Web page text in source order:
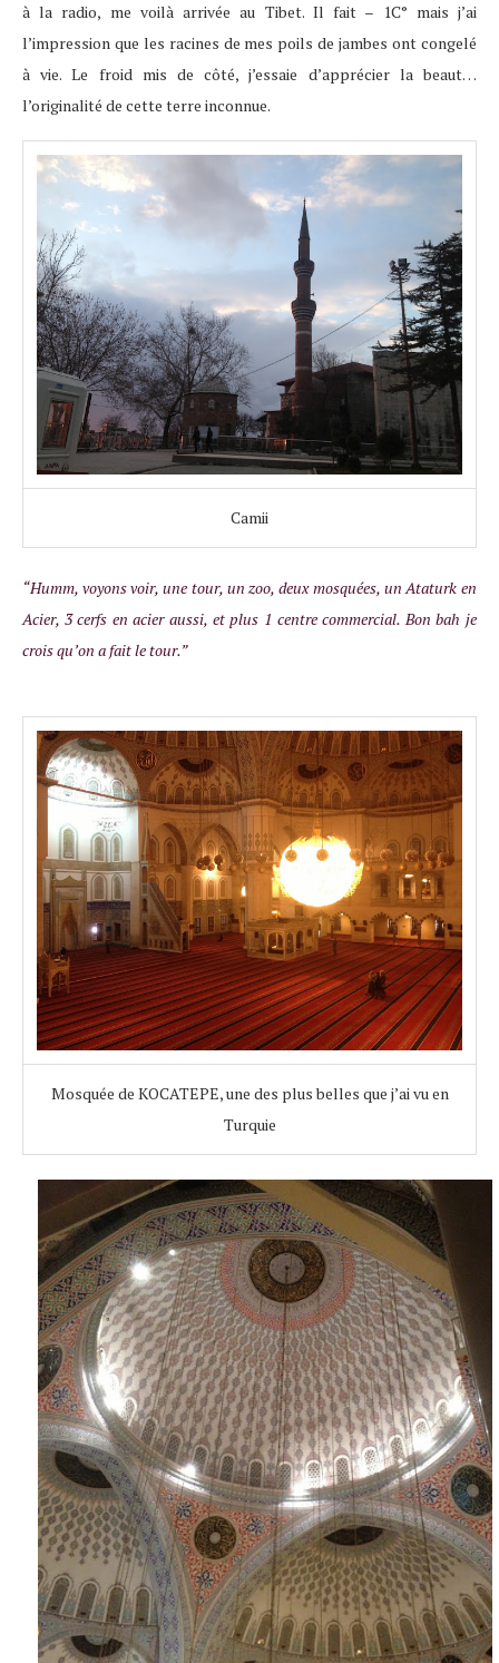
à la radio, me voilà arrivée au Tibet. Il fait – 1C° mais j’ai
l’impression que les racines de mes poils de jambes ont congelé
à vie. Le froid mis de côté, j’essaie d’apprécier la beaut…
l’originalité de cette terre inconnue.
Camii
“Humm, voyons voir, une tour, un zoo, deux mosquées, un Ataturk en
Acier, 3 cerfs en acier aussi, et plus 1 centre commercial. Bon bah je
crois qu’on a fait le tour.”
Mosquée de KOCATEPE, une des plus belles que j’ai vu en
Turquie